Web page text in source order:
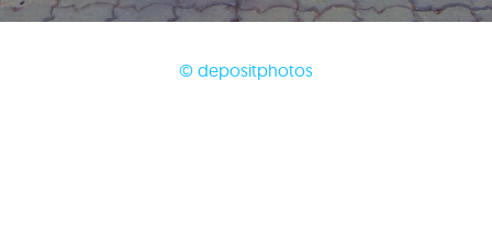
© depositphotos